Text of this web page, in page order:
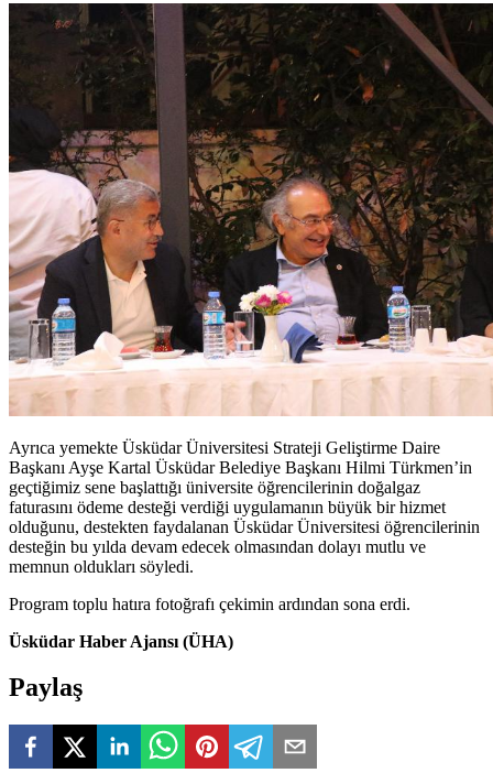
Ayrıca yemekte Üsküdar Üniversitesi Strateji Geliştirme Daire
Başkanı Ayşe Kartal Üsküdar Belediye Başkanı Hilmi Türkmen’in
geçtiğimiz sene başlattığı üniversite öğrencilerinin doğalgaz
faturasını ödeme desteği verdiği uygulamanın büyük bir hizmet
olduğunu, destekten faydalanan Üsküdar Üniversitesi öğrencilerinin
desteğin bu yılda devam edecek olmasından dolayı mutlu ve
memnun oldukları söyledi.
Program toplu hatıra fotoğrafı çekimin ardından sona erdi.
Üsküdar Haber Ajansı (ÜHA)
Paylaş